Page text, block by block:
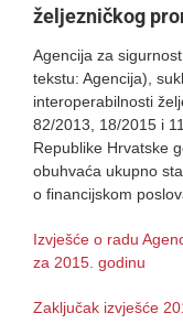
željezničkog
Agencija za
tekstu: Agencija),
interoperabilnosti
82/2013, 18/2015 i
Republike Hrvatske
obuhvaća ukupno
o financijskom
Izvješće o radu
za 2015. godinu
Zaključak izvješće